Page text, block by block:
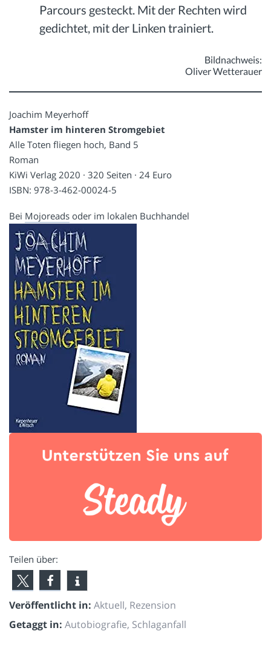
Parcours gesteckt. Mit der Rechten wird
gedichtet, mit der Linken trainiert.
Bildnachweis:
Oliver Wetterauer
Joachim Meyerhoff
Hamster im hinteren Stromgebiet
Alle Toten fliegen hoch, Band 5
Roman
KiWi Verlag 2020 · 320 Seiten · 24 Euro
ISBN: 978-3-462-00024-5
Bei Mojoreads oder im lokalen Buchhandel
Teilen über:
Veröffentlicht in: Aktuell, Rezension
Getaggt in: Autobiografie, Schlaganfall